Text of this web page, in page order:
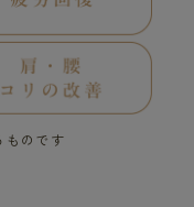
ものです